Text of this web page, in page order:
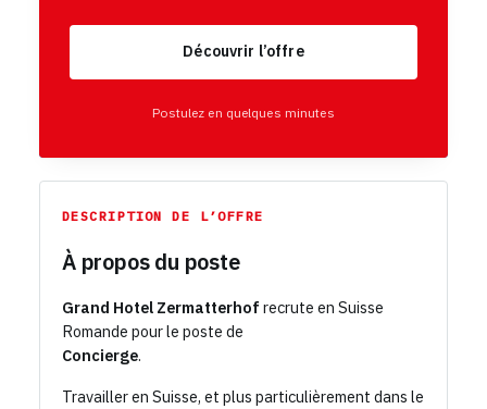
Découvrir l’offre
Postulez en quelques minutes
DESCRIPTION DE L’OFFRE
À propos du poste
Grand Hotel Zermatterhof recrute en Suisse
Romande pour le poste de
Concierge.
Travailler en Suisse, et plus particulièrement dans le